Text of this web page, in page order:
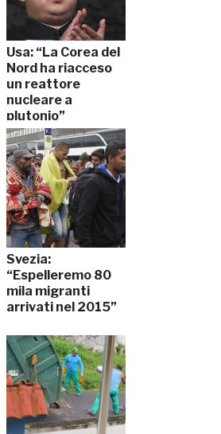
Usa: “La Corea del
Nord ha riacceso
un reattore
nucleare a
plutonio”
Svezia:
“Espelleremo 80
mila migranti
arrivati nel 2015”